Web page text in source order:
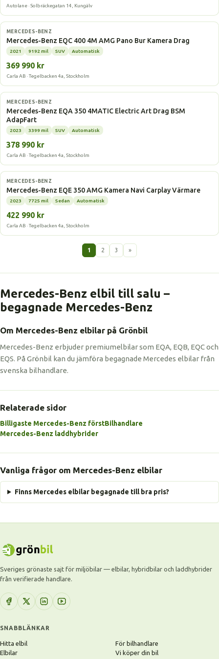
Autolane · Solbräckegatan 14, Kungälv
Elbil
MERCEDES-BENZ
Mercedes-Benz EQC 400 4M AMG Pano Bur Kamera Drag
2021 9192 mil SUV Automatisk
369 990 kr
Carla AB · Tegelbacken 4a, Stockholm
Elbil
MERCEDES-BENZ
Mercedes-Benz EQA 350 4MATIC Electric Art Drag BSM
AdapFart
2023 3399 mil SUV Automatisk
378 990 kr
Carla AB · Tegelbacken 4a, Stockholm
Elbil
MERCEDES-BENZ
Mercedes-Benz EQE 350 AMG Kamera Navi Carplay Värmare
2023 7725 mil Sedan Automatisk
422 990 kr
Carla AB · Tegelbacken 4a, Stockholm
1 2 3 »
Mercedes-Benz elbil till salu –
begagnade Mercedes-Benz
Om Mercedes-Benz elbilar på Grönbil
Mercedes-Benz erbjuder premiumelbilar som EQA, EQB, EQC och
EQS. På Grönbil kan du jämföra begagnade Mercedes elbilar från
svenska bilhandlare.
Relaterade sidor
Billigaste Mercedes-Benz förstBilhandlare
Mercedes-Benz laddhybrider
Vanliga frågor om Mercedes-Benz elbilar
Finns Mercedes elbilar begagnade till bra pris?
Sveriges grönaste sajt för miljöbilar — elbilar, hybridbilar och laddhybrider
från verifierade handlare.
SNABBLÄNKAR
Hitta elbil
Elbilar
För bilhandlare
Vi köper din bil